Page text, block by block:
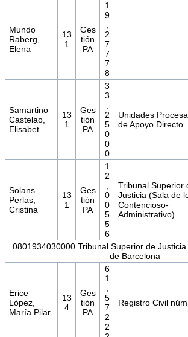
Mundo
Raberg,
Elena
13
1
Ges
tión
PA
1
9
,
2
7
7
7
8
Samartino
Castelao,
Elisabet
13
1
Ges
tión
PA
3
3
,
2
5
0
0
0
Unidades
de Apoyo Directo
Solans
Perlas,
Cristina
13
1
Ges
tión
PA
1
2
,
0
0
5
5
6
Tribunal Superior
Justicia (Sala de
Contencioso-
Administrativo)
0801934030000 Tribunal Superior de
de Barcelona
Erice
López,
María Pilar
13
4
Ges
tión
PA
6
1
,
5
7
2
2
Registro Civil